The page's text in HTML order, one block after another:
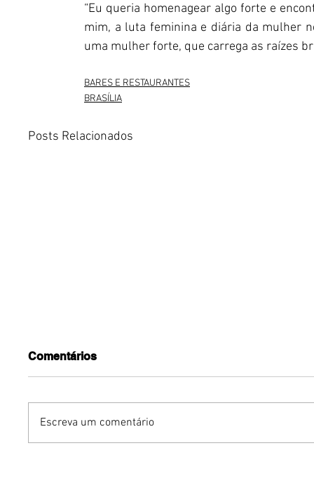
“Eu queria homenagear algo forte e
mim, a luta feminina e diária da mulher
uma mulher forte, que carrega as raízes
BARES E RESTAURANTES
BRASÍLIA
Posts Relacionados
Comentários
Escreva um comentário